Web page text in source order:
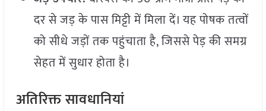
दर से जड़ के पास मिट्टी में मिला दें। यह पोषक तत्वों
को सीधे जड़ों तक पहुंचाता है, जिससे पेड़ की समग्र
सेहत में सुधार होता है।
अतिरिक्त सावधानियां